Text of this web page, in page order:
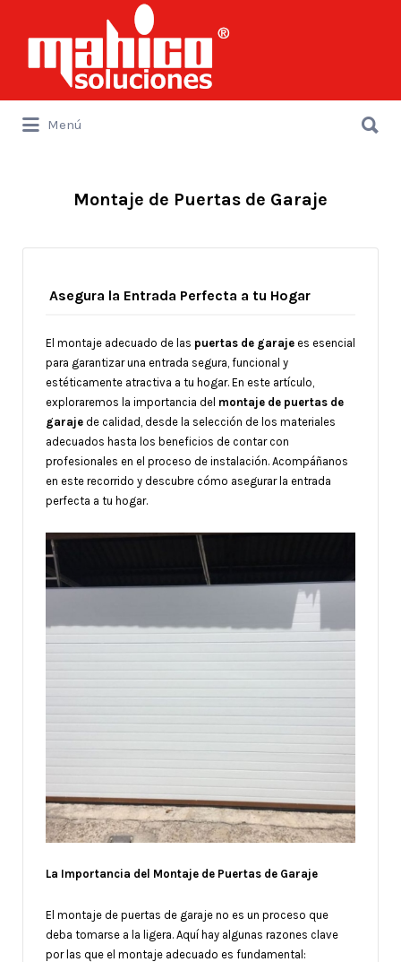
por:
Menú
por:
Montaje de Puertas de Garaje
Asegura la Entrada Perfecta a tu Hogar
El montaje adecuado de las puertas de garaje es esencial
para garantizar una entrada segura, funcional y
estéticamente atractiva a tu hogar. En este artículo,
exploraremos la importancia del montaje de puertas de
garaje de calidad, desde la selección de los materiales
adecuados hasta los beneficios de contar con
profesionales en el proceso de instalación. Acompáñanos
en este recorrido y descubre cómo asegurar la entrada
perfecta a tu hogar.
La Importancia del Montaje de Puertas de Garaje
El montaje de puertas de garaje no es un proceso que
deba tomarse a la ligera. Aquí hay algunas razones clave
por las que el montaje adecuado es fundamental: